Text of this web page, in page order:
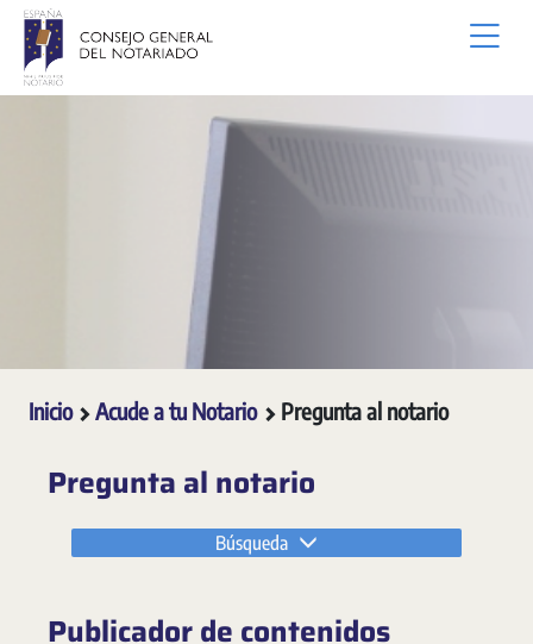
Saltar al contenido principal
Inicio Acude a tu Notario Pregunta al notario
Pregunta al notario
Búsqueda
Publicador de contenidos